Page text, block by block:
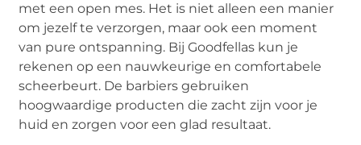
met een open mes. Het is niet alleen een manier
om jezelf te verzorgen, maar ook een moment
van pure ontspanning. Bij Goodfellas kun je
rekenen op een nauwkeurige en comfortabele
scheerbeurt. De barbiers gebruiken
hoogwaardige producten die zacht zijn voor je
huid en zorgen voor een glad resultaat.